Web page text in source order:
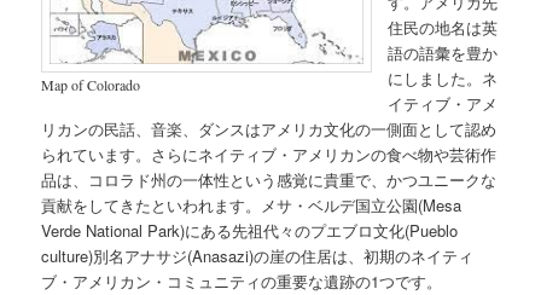
Map of Colorado
住民の地名は英
語の語彙を豊か
にしました。ネ
イティブ・アメ
リカンの民話、音楽、ダンスはアメリカ文化の一側面として認め
られています。さらにネイティブ・アメリカンの食べ物や芸術作
品は、コロラド州の一体性という感覚に貴重で、かつユニークな
貢献をしてきたといわれます。メサ・ベルデ国立公園(Mesa
Verde National Park)にある先祖代々のプエブロ文化(Pueblo
culture)別名アナサジ(Anasazi)の崖の住居は、初期のネイティ
ブ・アメリカン・コミュニティの重要な遺跡の1つです。